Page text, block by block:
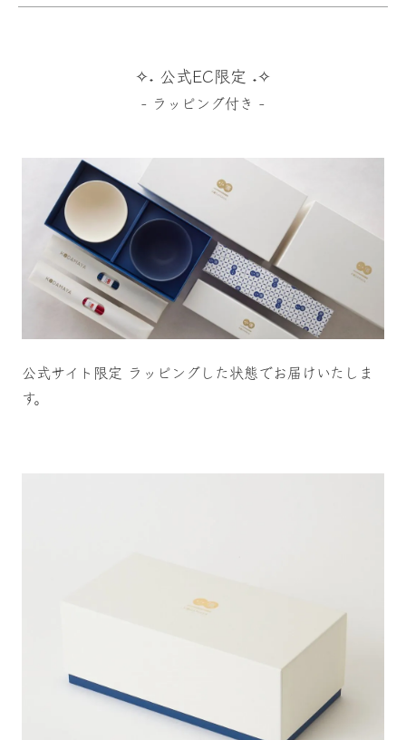
✧˖ 公式EC限定 ˖✧
- ラッピング付き -
公式サイト限定 ラッピングした状態でお届けいたしま
す。